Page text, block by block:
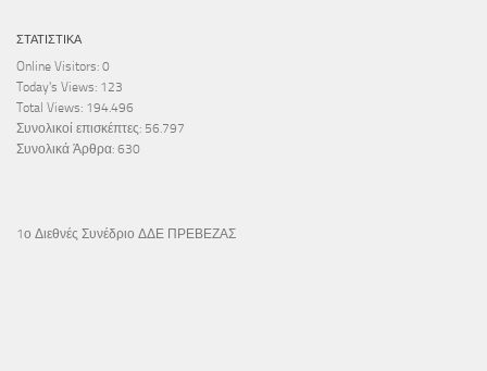
ΣΤΑΤΙΣΤΙΚΆ
Online Visitors: 0
Today's Views: 123
Total Views: 194.496
Συνολικοί επισκέπτες: 56.797
Συνολικά Άρθρα: 630
1ο Διεθνές Συνέδριο ΔΔΕ ΠΡΕΒΕΖΑΣ